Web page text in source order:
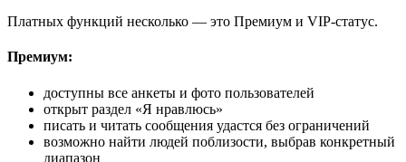
Платных функций несколько ― это Премиум и VIP-статус.
Премиум:
доступны все анкеты и фото пользователей
открыт раздел «Я нравлюсь»
писать и читать сообщения удастся без ограничений
возможно найти людей поблизости, выбрав конкретный
диапазон